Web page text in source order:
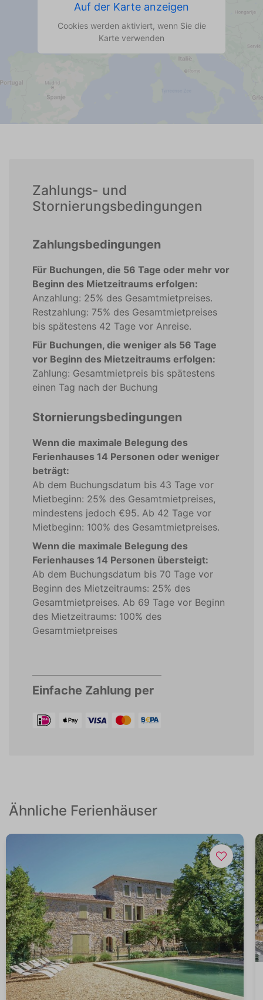
Auf der Karte anzeigen
Cookies werden aktiviert, wenn Sie die
Karte verwenden
Zahlungs- und
Stornierungsbedingungen
Zahlungsbedingungen
Für Buchungen, die 56 Tage oder mehr vor
Beginn des Mietzeitraums erfolgen:
Anzahlung: 25% des Gesamtmietpreises.
Restzahlung: 75% des Gesamtmietpreises
bis spätestens 42 Tage vor Anreise.
Für Buchungen, die weniger als 56 Tage
vor Beginn des Mietzeitraums erfolgen:
Zahlung: Gesamtmietpreis bis spätestens
einen Tag nach der Buchung
Stornierungsbedingungen
Wenn die maximale Belegung des
Ferienhauses 14 Personen oder weniger
beträgt:
Ab dem Buchungsdatum bis 43 Tage vor
Mietbeginn: 25% des Gesamtmietpreises,
mindestens jedoch €95. Ab 42 Tage vor
Mietbeginn: 100% des Gesamtmietpreises.
Wenn die maximale Belegung des
Ferienhauses 14 Personen übersteigt:
Ab dem Buchungsdatum bis 70 Tage vor
Beginn des Mietzeitraums: 25% des
Gesamtmietpreises. Ab 69 Tage vor Beginn
des Mietzeitraums: 100% des
Gesamtmietpreises
Einfache Zahlung per
Ähnliche Ferienhäuser